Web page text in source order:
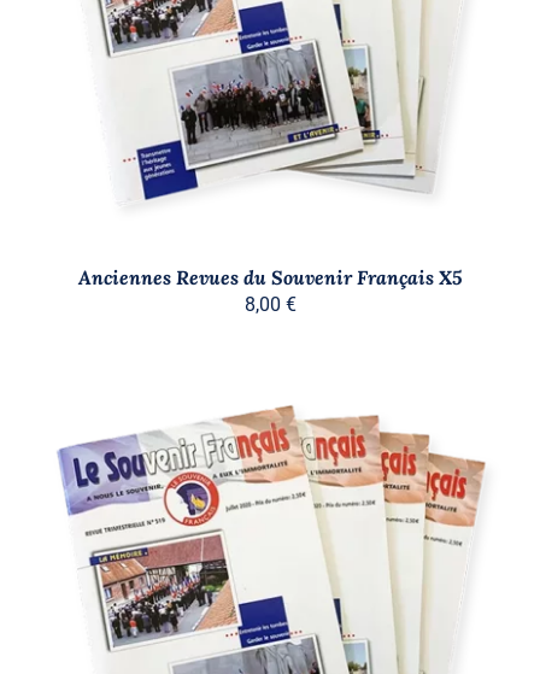
DÉTAILS
Anciennes Revues du Souvenir Français X5
8,00 €
AJOUTER AU PANIER
DÉTAILS